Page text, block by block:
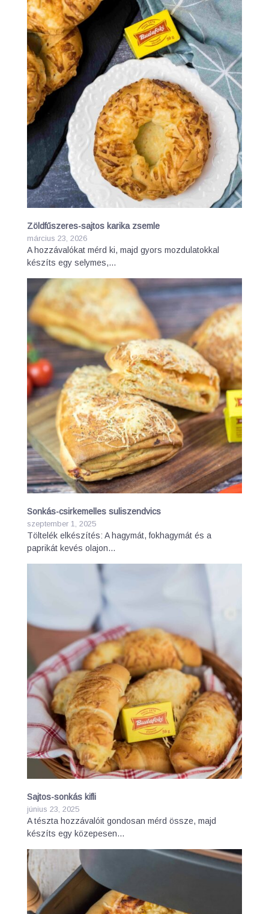
Zöldfűszeres-sajtos karika zsemle
március 23, 2026
A hozzávalókat mérd ki, majd gyors mozdulatokkal
készíts egy selymes,…
Sonkás-csirkemelles suliszendvics
szeptember 1, 2025
Töltelék elkészítés: A hagymát, fokhagymát és a
paprikát kevés olajon…
Sajtos-sonkás kifli
június 23, 2025
A tészta hozzávalóit gondosan mérd össze, majd
készíts egy közepesen…